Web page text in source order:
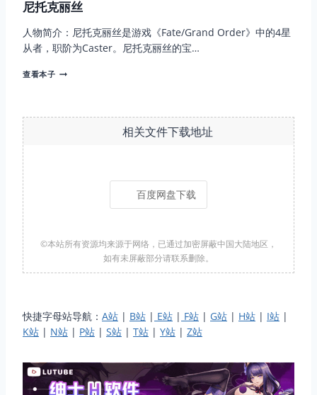
尼托克丽丝
人物简介：尼托克丽丝是游戏《Fate/Grand Order》中的4星
从者，职阶为Caster。尼托克丽丝的宝…
查看本子尼
丝
相关文件下载地址
百度网盘下载
©本站所有资源均来源于网络，已通过加密屏蔽中国大陆地区，
如有未屏蔽部分请联系删除。
快捷字母站导航： A站 | B站 | E站 | F站 | G站 | H站 | I站 |
K站 | N站 | P站 | S站 | T站 | Y站 | Z站